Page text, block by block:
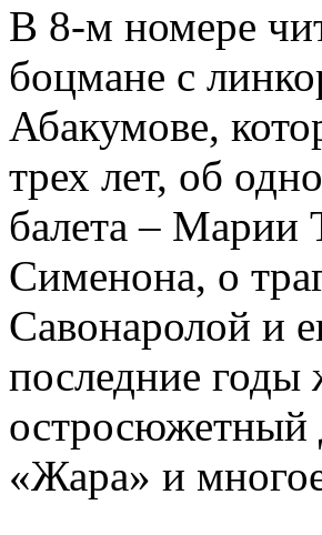
В 8-м номере
боцмане с
Абакумове,
трех лет, об
балета – Марии
Сименона, о
Савонаролой и
последние годы
остросюжетный
«Жара» и